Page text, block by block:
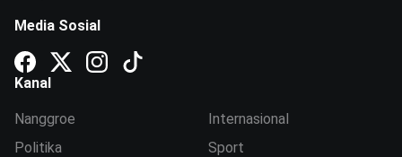
Media Sosial
Kanal
Nanggroe
Politika
Internasional
Sport